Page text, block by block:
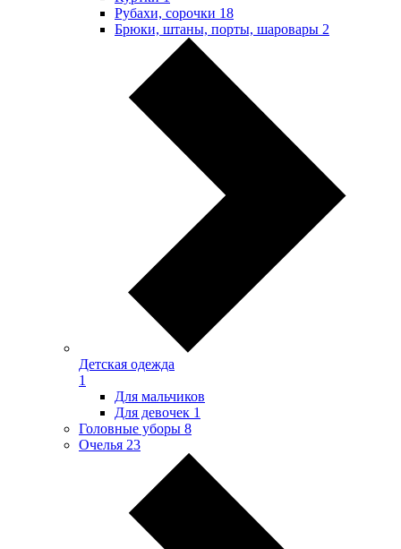
Рубахи, сорочки 18
Брюки, штаны, порты, шаровары 2
Детская одежда
1
Для мальчиков
Для девочек 1
Головные уборы 8
Очелья 23